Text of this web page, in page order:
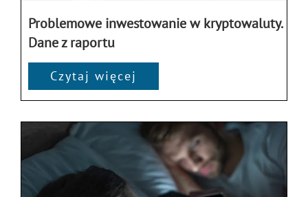
Problemowe inwestowanie w kryptowaluty.
Dane z raportu
Czytaj więcej